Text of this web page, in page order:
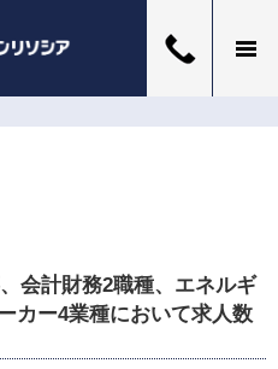
会計財務2職種、エネルギ
カー4業種において求人数